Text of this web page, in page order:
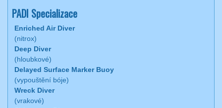
PADI Specializace
Enriched Air Diver
(nitrox)
Deep Diver
(hloubkové)
Delayed Surface Marker Buoy
(vypouštění bóje)
Wreck Diver
(vrakové)